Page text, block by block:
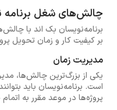
چالش‌های شغل برنامه
برنامه‌نویسان بک اند با
بر کیفیت کار و زمان تحویل
مدیریت زمان
یکی از بزرگ‌ترین چالش‌ها،
است. برنامه‌نویسان باید
پروژه‌ها در موعد مقرر به